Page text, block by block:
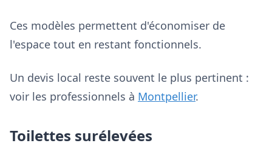
Ces modèles permettent d'économiser de
l'espace tout en restant fonctionnels.
Un devis local reste souvent le plus pertinent :
voir les professionnels à Montpellier.
Toilettes surélevées